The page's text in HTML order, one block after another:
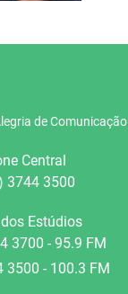
de Comunicação
Central
3744 3500
Estúdios
3700 - 95.9 FM
3500 - 100.3 FM